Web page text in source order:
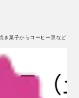
き菓子からコーヒー豆など